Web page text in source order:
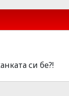
си бе?!